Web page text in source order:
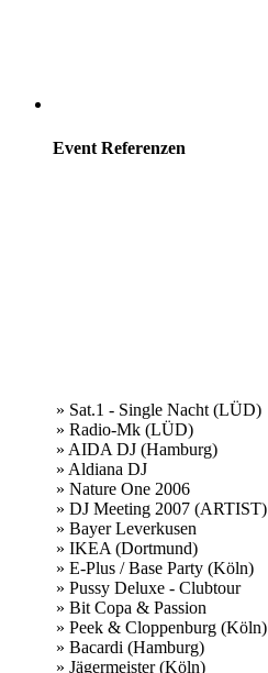
Event Referenzen
» Sat.1 - Single Nacht (LÜD)
» Radio-Mk (LÜD)
» AIDA DJ (Hamburg)
» Aldiana DJ
» Nature One 2006
» DJ Meeting 2007 (ARTIST)
» Bayer Leverkusen
» IKEA (Dortmund)
» E-Plus / Base Party (Köln)
» Pussy Deluxe - Clubtour
» Bit Copa & Passion
» Peek & Cloppenburg (Köln)
» Bacardi (Hamburg)
» Jägermeister (Köln)